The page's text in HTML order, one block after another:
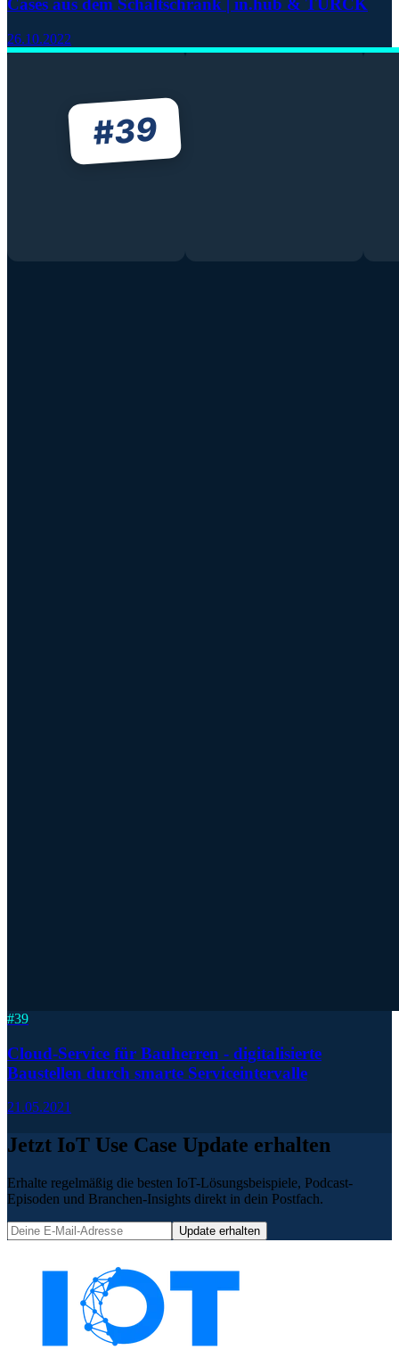
Cases aus dem Schaltschrank | in.hub & TURCK
26.10.2022
#39
#39
Cloud-Service für Bauherren - digitalisierte
Baustellen durch smarte Serviceintervalle
21.05.2021
Jetzt IoT Use Case Update erhalten
Erhalte regelmäßig die besten IoT-Lösungsbeispiele, Podcast-
Episoden und Branchen-Insights direkt in dein Postfach.
Update erhalten